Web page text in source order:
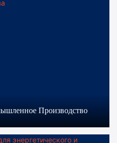
Производство